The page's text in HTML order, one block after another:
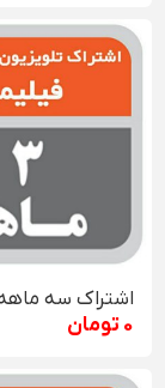
اشتراک سه
0 تومان